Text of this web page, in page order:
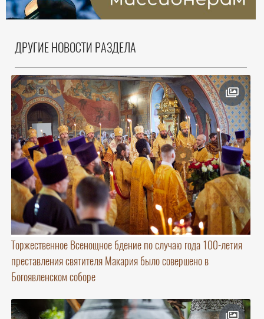
ДРУГИЕ НОВОСТИ РАЗДЕЛА
Торжественное Всенощное бдение по случаю года 100-летия
преставления святителя Макария было совершено в
Богоявленском соборе